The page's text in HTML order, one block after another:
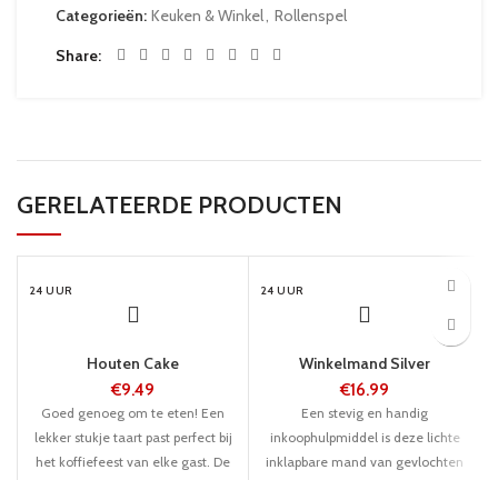
Categorieën: Keuken & Winkel Rollenspel
Share
GERELATEERDE PRODUCTEN
24 UUR
Houten Cake
€9.49
Goed genoeg om te eten! Een
lekker stukje taart past perfect bij
het koffiefeest van elke gast. De
24 UUR
Winkelmand Silver
€16.99
Een stevig en handig
inkoophulpmiddel is deze lichte
inklapbare mand van gevlochten